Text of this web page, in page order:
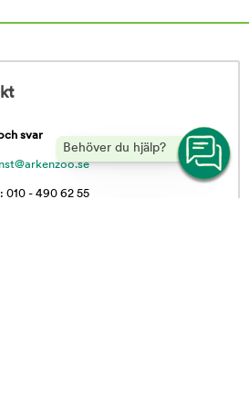
Behöver du hjälp?
svar
: 010 - 490 62 55